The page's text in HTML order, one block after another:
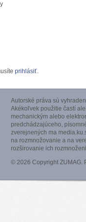
prihlásiť.
Autorské práva sú
Akékoľvek použitie častí
mechanickým alebo
predchádzajúceho,
zverejnených ma
na rozmnožovanie a na
rozširovanie ich
© 2026 Copyright ZUMAG.